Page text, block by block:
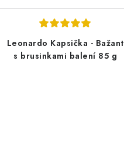
Leonardo Kapsička - Bažant
s brusinkami balení 85 g